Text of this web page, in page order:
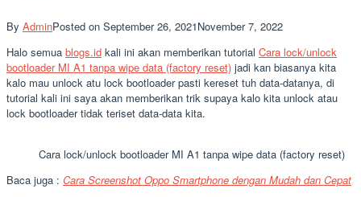
By AdminPosted on September 26, 2021November 7, 2022
Halo semua blogs.id kali ini akan memberikan tutorial Cara lock/unlock
bootloader MI A1 tanpa wipe data (factory reset) jadi kan biasanya kita
kalo mau unlock atu lock bootloader pasti kereset tuh data-datanya, di
tutorial kali ini saya akan memberikan trik supaya kalo kita unlock atau
lock bootloader tidak teriset data-data kita.
Cara lock/unlock bootloader MI A1 tanpa wipe data (factory reset)
Baca juga : Cara Screenshot Oppo Smartphone dengan Mudah dan Cepat